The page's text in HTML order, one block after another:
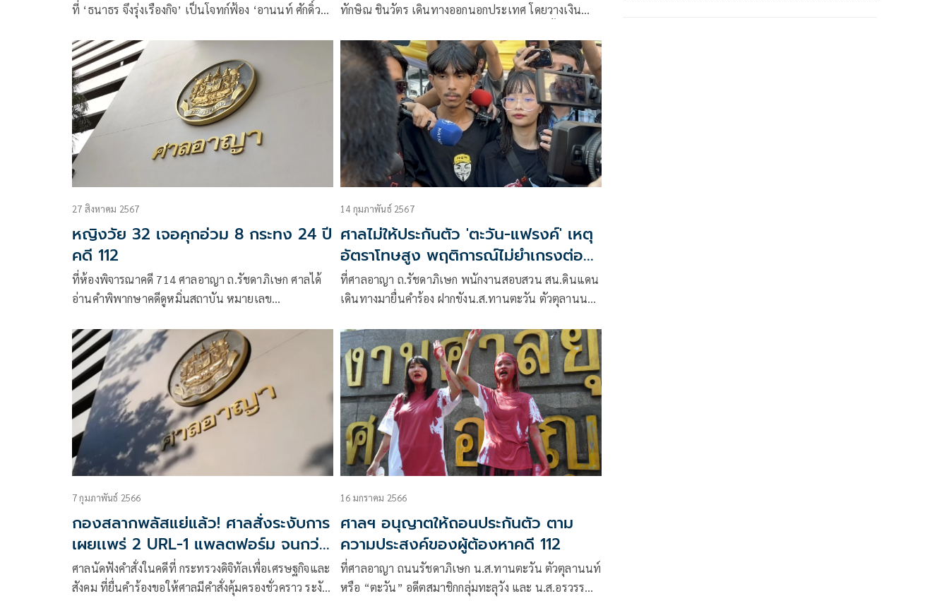
ที่ ‘ธนาธร จึงรุ่งเรืองกิจ’ เป็นโจทก์ฟ้อง ‘อานนท์ ศักดิ์วร
ต่างประเทศ แต่ไม่สามารถอ่านคำพิพากษาได้ เนื่องจาก
โจทก์ยังไม่ชำระค่าธรรมเนียมขึ้นศาลตามคำสั่งศาล
อุทธรณ์
ทักษิณ ชินวัตร เดินทางออกนอกประเทศ โดยวางเงิน
27 สิงหาคม 2567
หญิงวัย 32 เจอคุกอ่วม 8 กระทง 24 ปี
คดี 112
ที่ห้องพิจารณาคดี 714 ศาลอาญา ถ.รัชดาภิเษก ศาลได้
อ่านคำพิพากษาคดีดูหมิ่นสถาบัน หมายเลข
14 กุมภาพันธ์ 2567
ศาลไม่ให้ประกันตัว 'ตะวัน-แฟรงค์' เหตุ
อัตราโทษสูง พฤติการณ์ไม่ยำเกรงต่อ
กฎหมาย
ที่ศาลอาญา ถ.รัชดาภิเษก พนักงานสอบสวน สน.ดินแดน
เดินทางมายื่นคำร้อง ฝากขังน.ส.ทานตะวัน ตัวตุลานนท์
7 กุมภาพันธ์ 2566
กองสลากพลัสแย่แล้ว! ศาลสั่งระงับการ
เผยเเพร่ 2 URL-1 แพลตฟอร์ม จนกว่า
จะมีคำสั่งอื่น
ศาลนัดฟังคำสั่งในคดีที่ กระทรวงดิจิทัลเพื่อเศรษฐกิจและ
สังคม ที่ยื่นคำร้องขอให้ศาลมีคำสั่งคุ้มครองชั่วคราว ระงับ
16 มกราคม 2566
ศาลฯ อนุญาตให้ถอนประกันตัว ตาม
ความประสงค์ของผู้ต้องหาคดี 112
ที่ศาลอาญา ถนนรัชดาภิเษก น.ส.ทานตะวัน ตัวตุลานนท์
หรือ “ตะวัน” อดีตสมาชิกกลุ่มทะลุวัง และ น.ส.อรวรรณ